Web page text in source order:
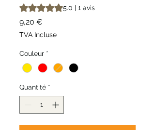
La note est de 5.0 sur cinq étoiles selon
5.0 | 1 avis
9,20 €
TVA Incluse
Couleur *
Quantité *